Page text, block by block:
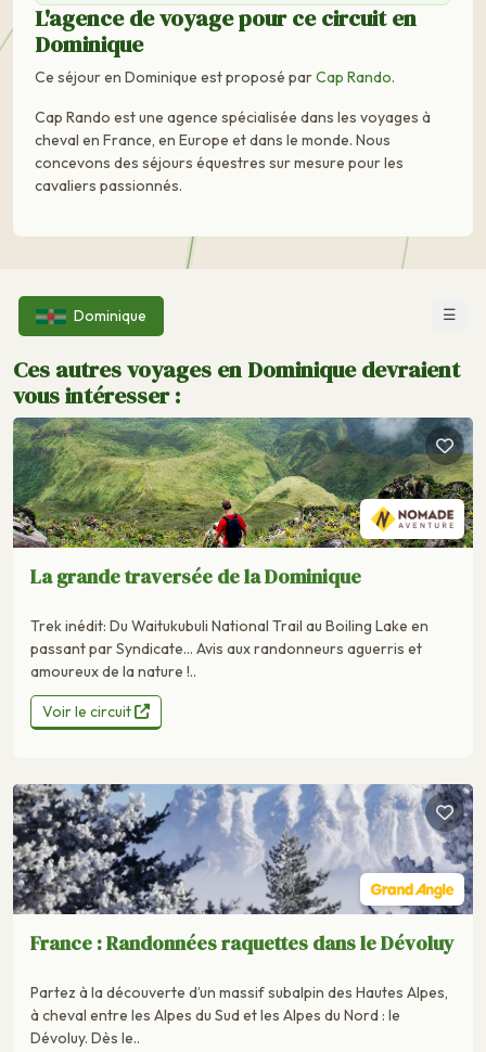
L'agence de voyage pour ce circuit en
Dominique
Ce séjour en Dominique est proposé parCap Rando.
Cap Rando est une agence spécialisée dans les voyages à
cheval en France, en Europe et dans le monde. Nous
concevons des séjours équestres sur mesure pour les
cavaliers passionnés.
Dominique ☰
Ces autres voyages en Dominique devraient
vous intéresser :
La grande traversée de la Dominique
Trek inédit: Du Waitukubuli National Trail au Boiling Lake en
passant par Syndicate... Avis aux randonneurs aguerris et
amoureux de la nature !..
Voir le circuit
France : Randonnées raquettes dans le Dévoluy
Partez à la découverte d’un massif subalpin des Hautes Alpes,
à cheval entre les Alpes du Sud et les Alpes du Nord : le
Dévoluy. Dès le..